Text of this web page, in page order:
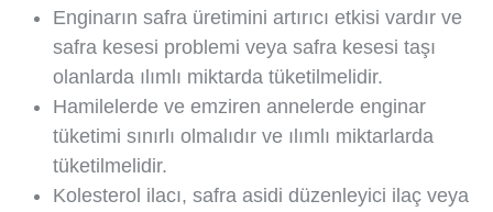
Enginarın safra üretimini artırıcı etkisi vardır ve
safra kesesi problemi veya safra kesesi taşı
olanlarda ılımlı miktarda tüketilmelidir.
Hamilelerde ve emziren annelerde enginar
tüketimi sınırlı olmalıdır ve ılımlı miktarlarda
tüketilmelidir.
Kolesterol ilacı, safra asidi düzenleyici ilaç veya